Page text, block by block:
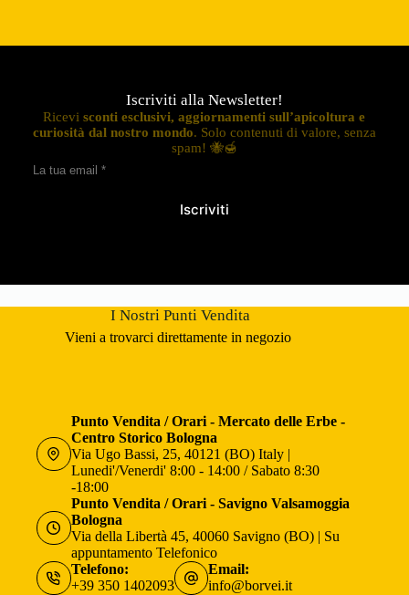
Iscriviti alla Newsletter!
Ricevisconti esclusivi, aggiornamenti sull’apicoltura e
curiosità dal nostro mondo. Solo contenuti di valore, senza
spam! 🐝🍯
Iscriviti
I Nostri Punti Vendita
Vieni a trovarci direttamente in negozio
Punto Vendita / Orari - Mercato delle Erbe -
Centro Storico Bologna
Via Ugo Bassi, 25, 40121 (BO) Italy |
Lunedi'/Venerdi' 8:00 - 14:00 / Sabato 8:30
-18:00
Punto Vendita / Orari - Savigno Valsamoggia
Bologna
Via della Libertà 45, 40060 Savigno (BO) | Su
appuntamento Telefonico
Telefono:
+39 350 1402093
Email:
info@borvei.it